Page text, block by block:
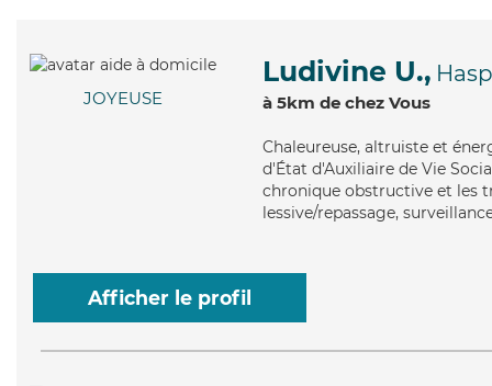
JOYEUSE
Ludivine U.,
à 5km de chez Vous
Chaleureuse, altruiste et
d'État d'Auxiliaire de Vie
chronique obstructive et les
lessive/repassage,
Afficher le profil